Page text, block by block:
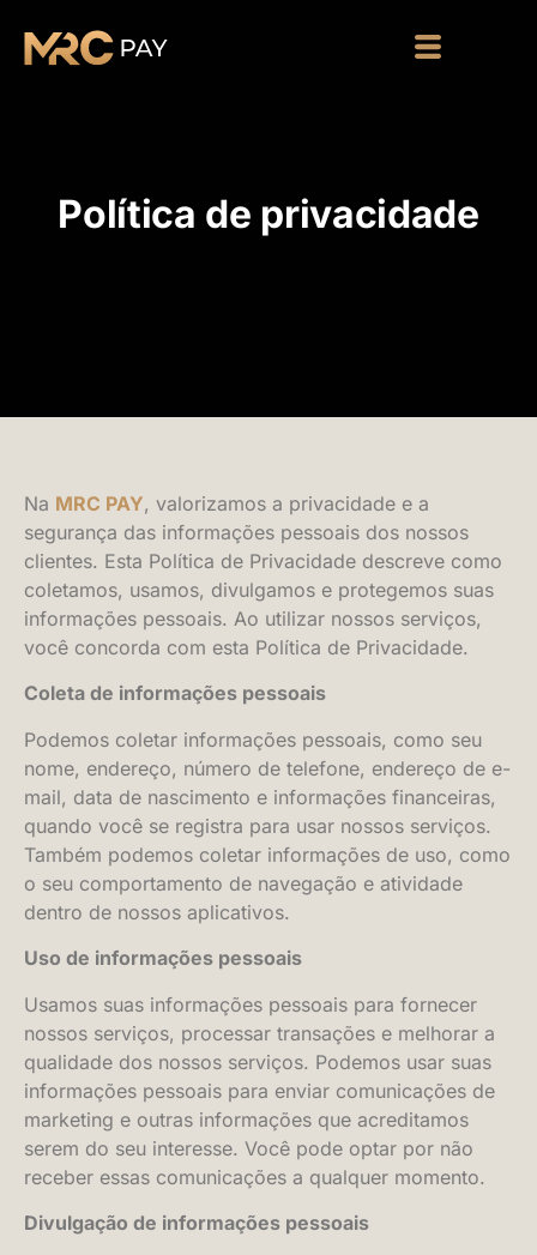
Política de privacidade
Na MRC PAY, valorizamos a privacidade e a
segurança das informações pessoais dos nossos
clientes. Esta Política de Privacidade descreve como
coletamos, usamos, divulgamos e protegemos suas
informações pessoais. Ao utilizar nossos serviços,
você concorda com esta Política de Privacidade.
Coleta de informações pessoais
Podemos coletar informações pessoais, como seu
nome, endereço, número de telefone, endereço de e-
mail, data de nascimento e informações financeiras,
quando você se registra para usar nossos serviços.
Também podemos coletar informações de uso, como
o seu comportamento de navegação e atividade
dentro de nossos aplicativos.
Uso de informações pessoais
Usamos suas informações pessoais para fornecer
nossos serviços, processar transações e melhorar a
qualidade dos nossos serviços. Podemos usar suas
informações pessoais para enviar comunicações de
marketing e outras informações que acreditamos
serem do seu interesse. Você pode optar por não
receber essas comunicações a qualquer momento.
Divulgação de informações pessoais